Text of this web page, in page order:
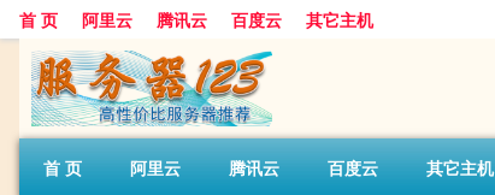
首 页 阿里云 腾讯云 百度云 其它主机
首 页 阿里云 腾讯云 百度云 其它主机